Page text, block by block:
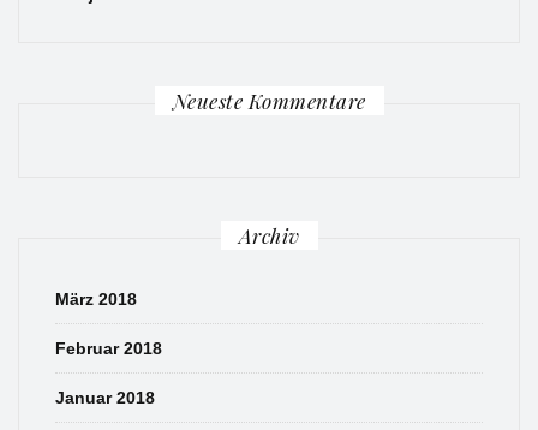
Neueste Kommentare
Archiv
März 2018
Februar 2018
Januar 2018